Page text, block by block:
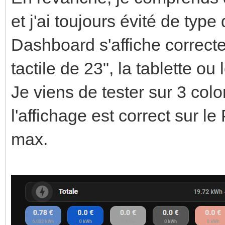
.:
ha-
{%
'Rouge') %}
'Blanc') %}
primary:
{{
layout:
icon:
circle
action:
et j'ai toujours évité de type
Dashboard s'affiche
tactile de 23", la tablette ou
Je viens de tester sur 3
l'affichage est correct sur
max.